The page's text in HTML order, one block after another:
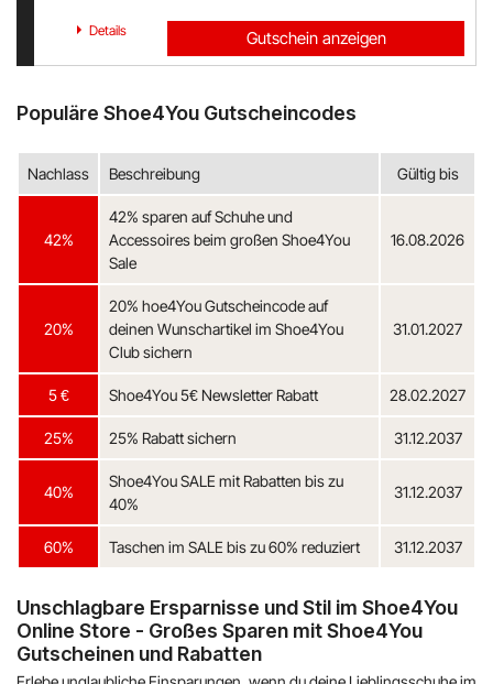
Details Gutschein anzeigen
Populäre Shoe4You Gutscheincodes
Nachlass Beschreibung Gültig bis
42%
42% sparen auf Schuhe und
Accessoires beim großen Shoe4You
Sale
16.08.2026
20%
20% hoe4You Gutscheincode auf
deinen Wunschartikel im Shoe4You
Club sichern
31.01.2027
5 € Shoe4You 5€ Newsletter Rabatt 28.02.2027
25% 25% Rabatt sichern 31.12.2037
40%
Shoe4You SALE mit Rabatten bis zu
40%
31.12.2037
60% Taschen im SALE bis zu 60% reduziert 31.12.2037
Unschlagbare Ersparnisse und Stil im Shoe4You
Online Store - Großes Sparen mit Shoe4You
Gutscheinen und Rabatten